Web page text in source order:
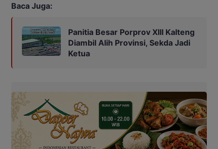
Baca Juga:
Panitia Besar Porprov Xlll Kalteng
Diambil Alih Provinsi, Sekda Jadi
Ketua